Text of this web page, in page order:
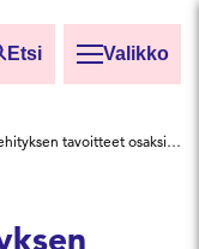
Etsi Valikko
YK:n kestävän kehityksen tavoitteet osaksi johtamista ISO-standardeilla – nyt voi vaikuttaa